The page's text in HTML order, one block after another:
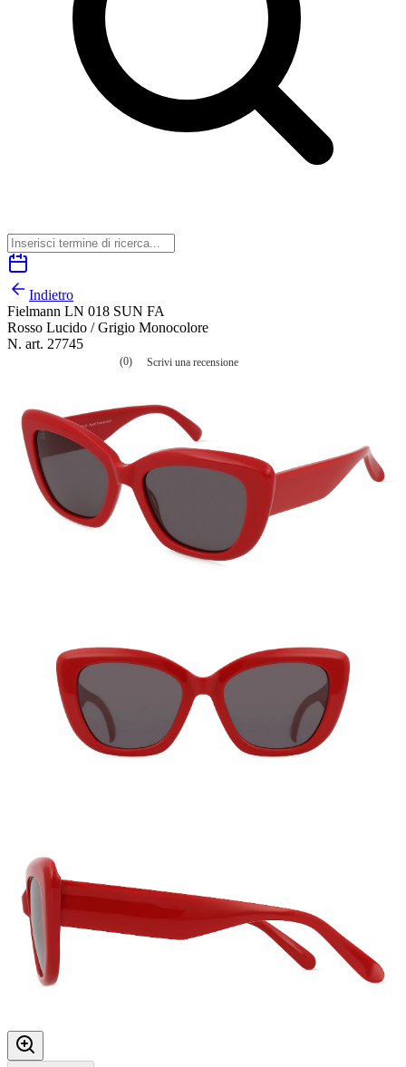
Indietro
Fielmann LN 018 SUN FA
Rosso Lucido / Grigio Monocolore
N. art. 27745
valutazione
media
(0) Scrivi una recensione